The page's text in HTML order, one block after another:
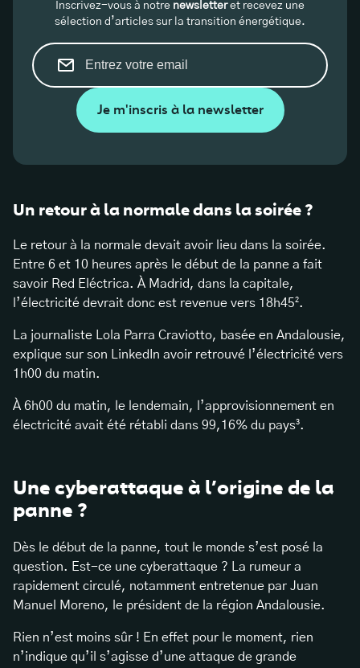
Inscrivez-vous à notre newsletteret recevez une
sélection d’articles sur la transition énergétique.
Je m'inscris à la newsletter
Un retour à la normale dans la soirée ?
Le retour à la normale devait avoir lieu dans la soirée.
Entre 6 et 10 heures après le début de la panne a fait
savoir Red Eléctrica. À Madrid, dans la capitale,
l’électricité devrait donc est revenue vers 18h45².
La journaliste Lola Parra Craviotto, basée en Andalousie,
explique sur son LinkedIn avoir retrouvé l’électricité vers
1h00 du matin.
À 6h00 du matin, le lendemain, l’approvisionnement en
électricité avait été rétabli dans 99,16% du pays³.
Une cyberattaque à l’origine de la
panne ?
Dès le début de la panne, tout le monde s’est posé la
question. Est-ce une cyberattaque ? La rumeur a
rapidement circulé, notamment entretenue par Juan
Manuel Moreno, le président de la région Andalousie.
Rien n’est moins sûr ! En effet pour le moment, rien
n’indique qu’il s’agisse d’une attaque de grande